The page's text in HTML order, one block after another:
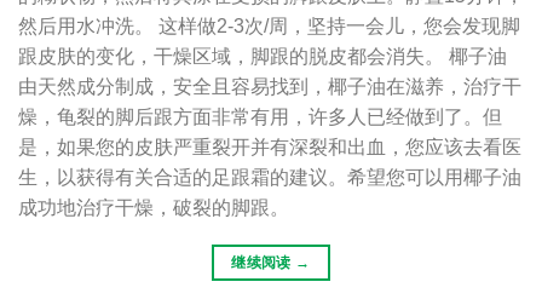
然后用水冲洗。 这样做2-3次/周，坚持一会儿，您会发现脚
跟皮肤的变化，干燥区域，脚跟的脱皮都会消失。 椰子油
由天然成分制成，安全且容易找到，椰子油在滋养，治疗干
燥，龟裂的脚后跟方面非常有用，许多人已经做到了。但
是，如果您的皮肤严重裂开并有深裂和出血，您应该去看医
生，以获得有关合适的足跟霜的建议。希望您可以用椰子油
成功地治疗干燥，破裂的脚跟。
继续阅读 →